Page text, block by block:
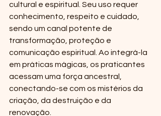
cultural e espiritual. Seu uso requer
conhecimento, respeito e cuidado,
sendo um canal potente de
transformação, proteção e
comunicação espiritual. Ao integrá-la
em práticas mágicas, os praticantes
acessam uma força ancestral,
conectando-se com os mistérios da
criação, da destruição e da
renovação.